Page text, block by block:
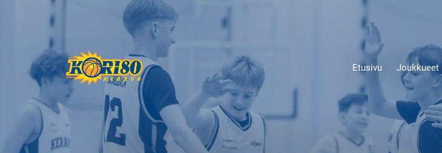
Keravan Kori-80 ry Etusivu Joukkueet